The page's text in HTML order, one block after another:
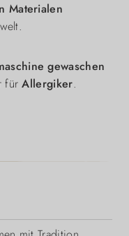
Materialen
gewaschen
fürAllergiker.